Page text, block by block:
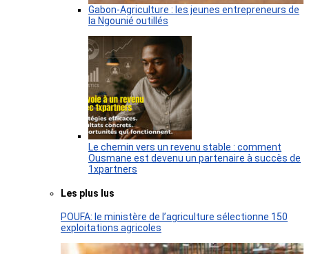
Gabon-Agriculture : les jeunes entrepreneurs de
la Ngounié outillés
Le chemin vers un revenu stable : comment
Ousmane est devenu un partenaire à succès de
1xpartners
Les plus lus
POUFA: le ministère de l’agriculture sélectionne 150
exploitations agricoles